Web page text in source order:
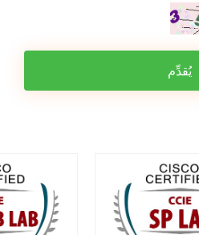
يُقدِّم